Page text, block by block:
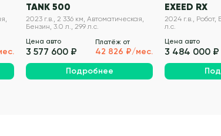
TANK 500
2023 г.в., 2 336 км, Автоматическая,
Бензин, 3.0 л., 299 л.с.
Цена авто
3 577 600 ₽
Платёж от
42 826 ₽/мес.
Подробнее
EXEED RX
2024 г.в., Робот,
л.с.
Цена авто
3 484 000 ₽